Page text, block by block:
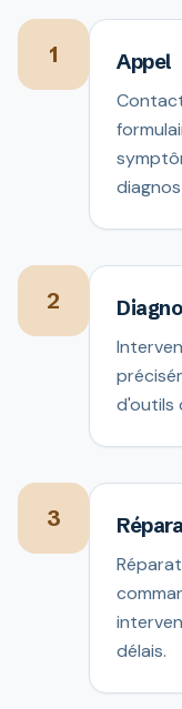
1 Appel
2
d'outils
3
délais.